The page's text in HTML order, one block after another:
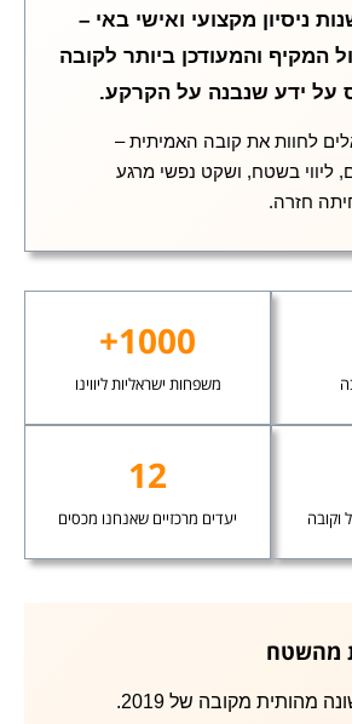
מ-25 שנות ניסיון מקצועי ואישי באי –
המקיף והמעודכן ביותר לקובה
לחוות את קובה האמיתית –
ליווי בשטח, ושקט נפשי מרגע
חזרה.
1000+
משפחות ישראליות ליווינו
וקובה
12
יעדים מרכזיים שאנחנו מכסים
מהשטח
קובה של 2025 שונה מהותית מקובה של 2019.